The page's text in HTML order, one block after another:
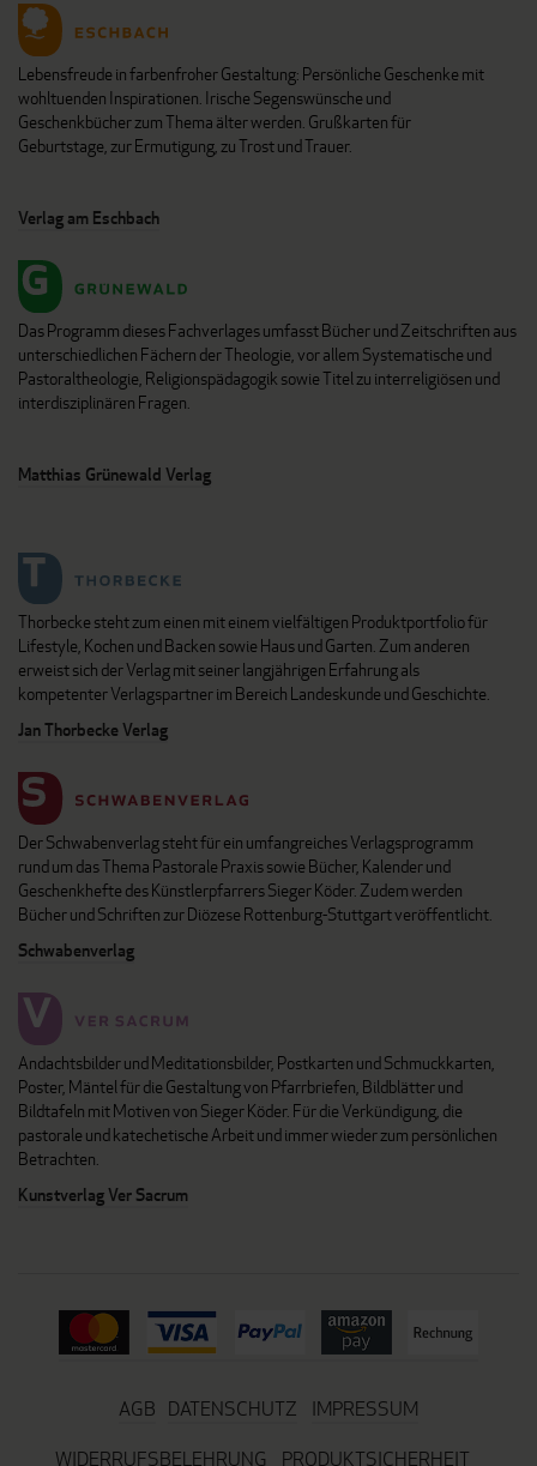
Lebensfreude in farbenfroher Gestaltung: Persönliche Geschenke mit
wohltuenden Inspirationen. Irische Segenswünsche und
Geschenkbücher zum Thema älter werden. Grußkarten für
Geburtstage, zur Ermutigung, zu Trost und Trauer.
Verlag am Eschbach
Das Programm dieses Fachverlages umfasst Bücher und Zeitschriften aus
unterschiedlichen Fächern der Theologie, vor allem Systematische und
Pastoraltheologie, Religionspädagogik sowie Titel zu interreligiösen und
interdisziplinären Fragen.
Matthias Grünewald Verlag
Thorbecke steht zum einen mit einem vielfältigen Produktportfolio für
Lifestyle, Kochen und Backen sowie Haus und Garten. Zum anderen
erweist sich der Verlag mit seiner langjährigen Erfahrung als
kompetenter Verlagspartner im Bereich Landeskunde und Geschichte.
Jan Thorbecke Verlag
Der Schwabenverlag steht für ein umfangreiches Verlagsprogramm
rund um das Thema Pastorale Praxis sowie Bücher, Kalender und
Geschenkhefte des Künstlerpfarrers Sieger Köder. Zudem werden
Bücher und Schriften zur Diözese Rottenburg-Stuttgart veröffentlicht.
Schwabenverlag
Andachtsbilder und Meditationsbilder, Postkarten und Schmuckkarten,
Poster, Mäntel für die Gestaltung von Pfarrbriefen, Bildblätter und
Bildtafeln mit Motiven von Sieger Köder. Für die Verkündigung, die
pastorale und katechetische Arbeit und immer wieder zum persönlichen
Betrachten.
Kunstverlag Ver Sacrum
AGB DATENSCHUTZ
IMPRESSUM
WIDERRUFSBELEHRUNG
PRODUKTSICHERHEIT